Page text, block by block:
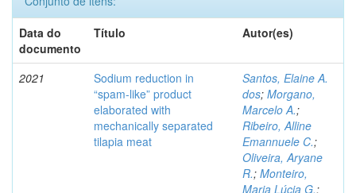
Data do
documento
Título Autor(es)
2021
Sodium reduction in
“spam-like” product
elaborated with
mechanically separated
tilapia meat
Santos, Elaine A.
dos; Morgano,
Marcelo A.;
Ribeiro, Alline
Emannuele C.;
Oliveira, Aryane
R.; Monteiro,
Maria Lúcia G.;